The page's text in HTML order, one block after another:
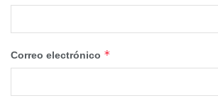
Correo electrónico *